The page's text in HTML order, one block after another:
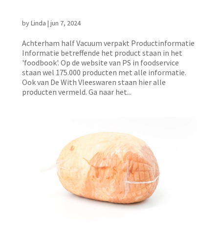
byLinda | jun 7, 2024
Achterham half Vacuum verpakt Productinformatie
Informatie betreffende het product staan in het
'foodbook'. Op de website van PS in foodservice
staan wel 175.000 producten met alle informatie.
Ook van De With Vleeswaren staan hier alle
producten vermeld. Ga naar het...